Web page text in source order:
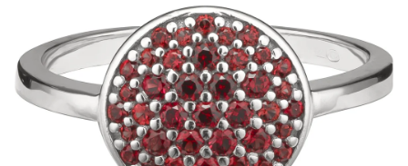
hvězdiček.